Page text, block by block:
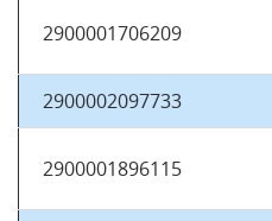
2900001706209
2900002097733
2900001896115